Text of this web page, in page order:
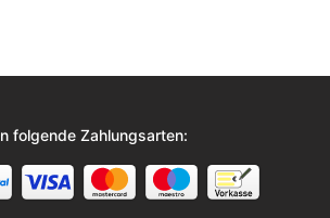
folgende Zahlungsarten: